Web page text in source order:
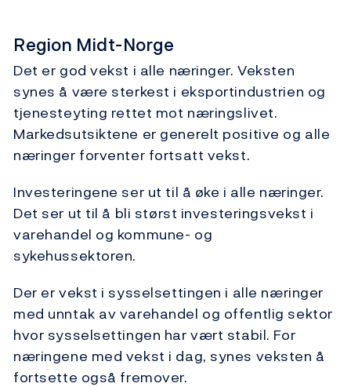
Region Midt-Norge
Det er god vekst i alle næringer. Veksten
synes å være sterkest i eksportindustrien og
tjenesteyting rettet mot næringslivet.
Markedsutsiktene er generelt positive og alle
næringer forventer fortsatt vekst.
Investeringene ser ut til å øke i alle næringer.
Det ser ut til å bli størst investeringsvekst i
varehandel og kommune- og
sykehussektoren.
Der er vekst i sysselsettingen i alle næringer
med unntak av varehandel og offentlig sektor
hvor sysselsettingen har vært stabil. For
næringene med vekst i dag, synes veksten å
fortsette også fremover.